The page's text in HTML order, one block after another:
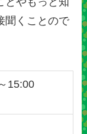
聞くことので
15:00